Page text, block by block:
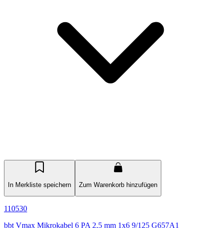
In Merkliste speichern Zum Warenkorb hinzufügen
110530
bbt Vmax Mikrokabel 6 PA 2,5 mm 1x6 9/125 G657A1